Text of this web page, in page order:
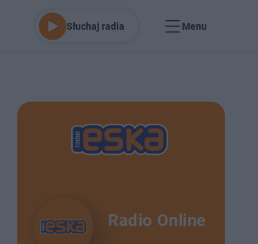
Słuchaj radia Menu
Radio Online